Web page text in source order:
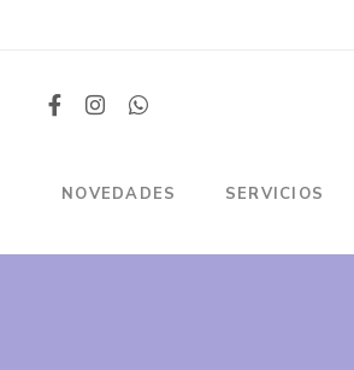
NOVEDADES SERVICIOS